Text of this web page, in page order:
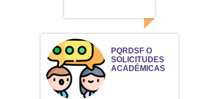
PQRDSF O
SOLICITUDES
ACADÉMICAS